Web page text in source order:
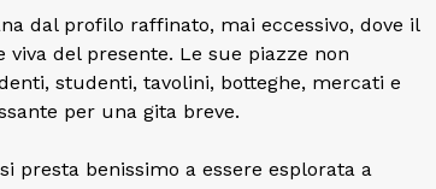
dal profilo raffinato, mai eccessivo, dove il
del presente. Le sue piazze non
studenti, tavolini, botteghe, mercati e
per una gita breve.
presta benissimo a essere esplorata a